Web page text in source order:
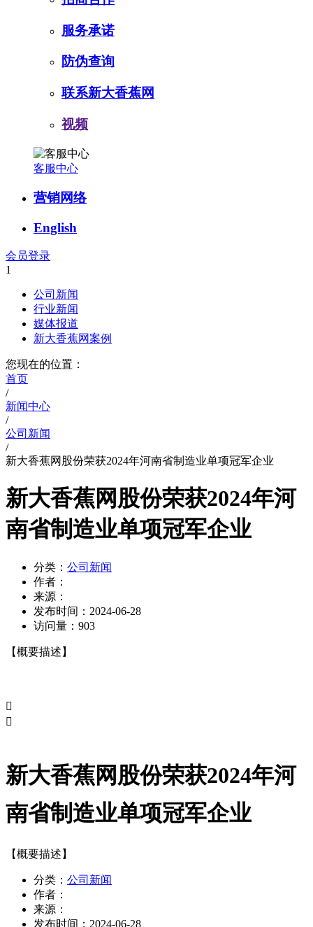
服务承诺
防伪查询
联系新大香蕉网
视频
客服中心
营销网络
English
会员登录
1
公司新闻
行业新闻
媒体报道
新大香蕉网案例
您现在的位置：
首页
/
新闻中心
/
公司新闻
/
新大香蕉网股份荣获2024年河南省制造业单项冠军企业
新大香蕉网股份荣获2024年河
南省制造业单项冠军企业
分类： 公司新闻
作者：
来源：
发布时间： 2024-06-28
访问量： 903
【概要描述】


新大香蕉网股份荣获2024年河
南省制造业单项冠军企业
【概要描述】
分类： 公司新闻
作者：
来源：
发布时间： 2024-06-28